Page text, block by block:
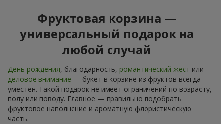
Фруктовая корзина —
универсальный подарок на
любой случай
День рождения, благодарность, романтический жест или
деловое внимание — букет в корзине из фруктов всегда
уместен. Такой подарок не имеет ограничений по возрасту,
полу или поводу. Главное — правильно подобрать
фруктовое наполнение и ароматную флористическую
часть.